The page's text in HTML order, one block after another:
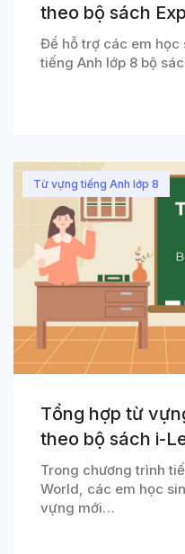
theo bộ sách
Để hỗ trợ các em học
tiếng Anh lớp 8 bộ
Từ vựng tiếng Anh lớp 8
Tổng hợp từ
theo bộ sách i-
Trong chương trình
World, các em học
vựng mới…